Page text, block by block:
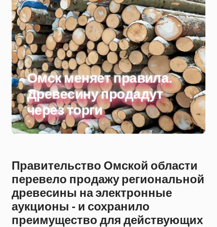
Омск меняет правила.
Древесину продадут
через торги
Правительство Омской области
перевело продажу региональной
древесины на электронные
аукционы - и сохранило
преимущество для действующих